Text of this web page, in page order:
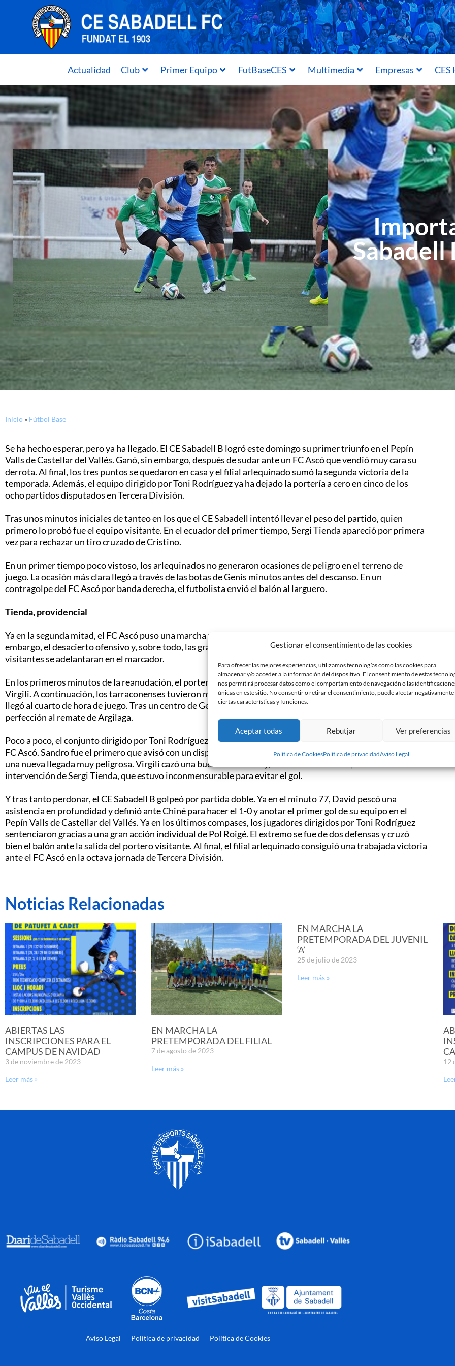
Gestionar el consentimiento de las cookies
Para ofrecer las mejores experiencias, utilizamos tecnologías como las cookies para
almacenar y/o acceder a la información del dispositivo. El consentimiento de estas
nos permitirá procesar datos como el comportamiento de navegación o las
únicas en este sitio. No consentir o retirar el consentimiento, puede afectar negativamente
ciertas características y funciones.
Aceptar todas Rebutjar Ver preferencias
Política de CookiesPolítica de privacidadAviso Legal
Actualidad Club Primer Equipo FutBaseCES Multimedia Empresas
Sabadell
Inicio » Fútbol Base
Se ha hecho esperar, pero ya ha llegado. El CE Sabadell B logró este domingo su primer triunfo en el Pepín
Valls de Castellar del Vallés. Ganó, sin embargo, después de sudar ante un FC Ascó que vendió muy cara su
derrota. Al final, los tres puntos se quedaron en casa y el filial arlequinado sumó la segunda victoria de la
temporada. Además, el equipo dirigido por Toni Rodríguez ya ha dejado la portería a cero en cinco de los
ocho partidos disputados en Tercera División.
Tras unos minutos iniciales de tanteo en los que el CE Sabadell intentó llevar el peso del partido, quien
primero lo probó fue el equipo visitante. En el ecuador del primer tiempo, Sergi Tienda apareció por primera
vez para rechazar un tiro cruzado de Cristino.
En un primer tiempo poco vistoso, los arlequinados no generaron ocasiones de peligro en el terreno de
juego. La ocasión más clara llegó a través de las botas de Genís minutos antes del descanso. En un
contragolpe del FC Ascó por banda derecha, el futbolista envió el balón al larguero.
Tienda, providencial
Ya en la segunda mitad, el FC Ascó puso una marcha más y buscó con insistencia el primer gol de la tarde. Sin
embargo, el desacierto ofensivo y, sobre todo, las grandes intervenciones de Sergi Tienda evitaron que los
visitantes se adelantaran en el marcador.
En los primeros minutos de la reanudación, el portero arlequinado detuvo un disparo al primer palo de
Virgili. A continuación, los tarraconenses tuvieron más llegadas que no supieron materializar. La más clara
llegó al cuarto de hora de juego. Tras un centro de Genís al segundo palo, Sergi Tienda respondió a la
perfección al remate de Argilaga.
Poco a poco, el conjunto dirigido por Toni Rodríguez se deshizo del dominio visitante y merodeó el área del
FC Ascó. Sandro fue el primero que avisó con un disparo desde la frontal. No obstante, el adversario gozó de
una nueva llegada muy peligrosa. Virgili cazó una buena asistencia y, en el uno contra uno, se encontró con la
intervención de Sergi Tienda, que estuvo inconmensurable para evitar el gol.
Y tras tanto perdonar, el CE Sabadell B golpeó por partida doble. Ya en el minuto 77, David pescó una
asistencia en profundidad y definió ante Chiné para hacer el 1-0 y anotar el primer gol de su equipo en el
Pepín Valls de Castellar del Vallés. Ya en los últimos compases, los jugadores dirigidos por Toni Rodríguez
sentenciaron gracias a una gran acción individual de Pol Roigé. El extremo se fue de dos defensas y cruzó
bien el balón ante la salida del portero visitante. Al final, el filial arlequinado consiguió una trabajada victoria
ante el FC Ascó en la octava jornada de Tercera División.
Noticias Relacionadas
ABIERTAS LAS
INSCRIPCIONES PARA EL
CAMPUS DE NAVIDAD
3 de noviembre de 2023
Leer más »
EN MARCHA LA
PRETEMPORADA DEL FILIAL
7 de agosto de 2023
Leer más »
EN MARCHA LA
PRETEMPORADA DEL JUVENIL
‘A’
25 de julio de 2023
Leer más »
12
Aviso Legal Política de privacidad Política de Cookies